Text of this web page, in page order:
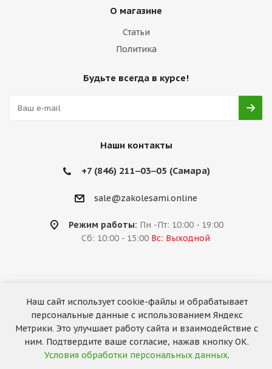
О магазине
Статьи
Политика
Будьте всегда в курсе!
Наши контакты
+7 (846) 211‒03‒05 (Самара)
sale@zakolesami.online
Режим работы: Пн -Пт: 10:00 - 19:00
Сб: 10:00 - 15:00 Вс: Выходной
2026 © «За колёсами.Online»
Запуск сайта —RuMaster
Наш сайт использует cookie-файлы и обрабатывает
персональные данные с использованием Яндекс
Метрики. Это улучшает работу сайта и взаимодействие с
ним. Подтвердите ваше согласие, нажав кнопку ОК.
Условия обработки персональных данных.